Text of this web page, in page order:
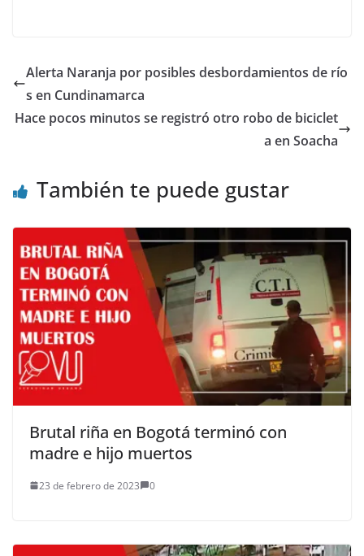
Alerta Naranja por posibles desbordamientos de río
s en Cundinamarca
Hace pocos minutos se registró otro robo de biciclet
a en Soacha
También te puede gustar
Brutal riña en Bogotá terminó con
madre e hijo muertos
23 de febrero de 2023 0